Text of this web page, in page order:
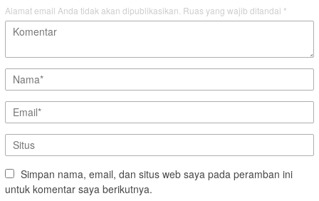
Alamat email Anda tidak akan dipublikasikan. Ruas yang wajib ditandai *
Simpan nama, email, dan situs web saya pada peramban ini
untuk komentar saya berikutnya.